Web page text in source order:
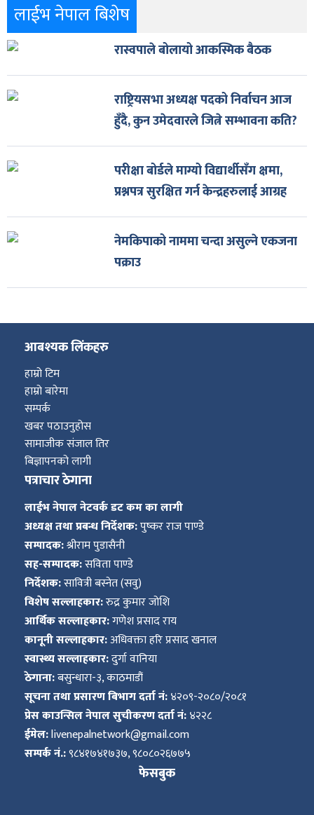
लाईभ नेपाल बिशेष
रास्वपाले बोलायो आकस्मिक बैठक
राष्ट्रियसभा अध्यक्ष पदको निर्वाचन आज
हुँदै, कुन उमेदवारले जित्ने सम्भावना कति?
परीक्षा बोर्डले माग्यो विद्यार्थीसँग क्षमा,
प्रश्नपत्र सुरक्षित गर्न केन्द्रहरुलाई आग्रह
नेमकिपाको नाममा चन्दा असुल्ने एकजना
पक्राउ
आबश्यक लिंकहरु
हाम्रो टिम
हाम्रो बारेमा
सम्पर्क
खबर पठाउनुहोस
सामाजीक संजाल तिर
बिज्ञापनको लागी
पत्राचार ठेगाना
लाईभ नेपाल नेटवर्क डट कम का लागी
अध्यक्ष तथा प्रबन्ध निर्देशक:पुष्कर राज पाण्डे
सम्पादक:श्रीराम पुडासैनी
सह-सम्पादक:सविता पाण्डे
निर्देशक:सावित्री बस्नेत (सवु)
विशेष सल्लाहकार:रुद्र कुमार जोशि
आर्थिक सल्लाहकार:गणेश प्रसाद राय
कानूनी सल्लाहकार:अधिवक्ता हरि प्रसाद खनाल
स्वास्थ्य सल्लाहकार:दुर्गा वानिया
ठेगाना:बसुन्धारा-३, काठमाडौं
सूचना तथा प्रसारण बिभाग दर्ता नं:४२०९-२०८०/२०८१
प्रेस काउन्सिल नेपाल सुचीकरण दर्ता नं:४२२८
ईमेल:livenepalnetwork@gmail.com
सम्पर्क नं.:९८४१७४१७३७, ९८०८०२६७७५
फेसबुक